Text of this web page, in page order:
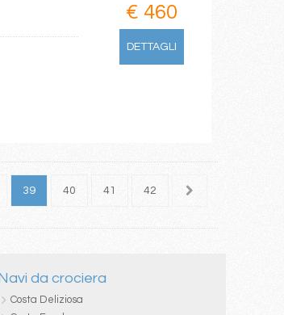
€ 460
DETTAGLI
39 40 41 42 43
Navi da crociera
Costa Deliziosa